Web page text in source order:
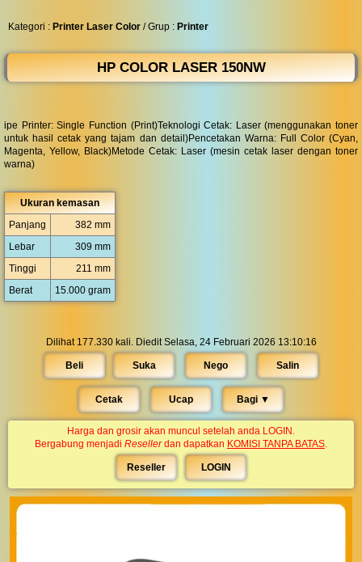
Kategori : Printer Laser Color / Grup : Printer
HP COLOR LASER 150NW
ipe Printer: Single Function (Print)Teknologi Cetak: Laser (menggunakan toner
untuk hasil cetak yang tajam dan detail)Pencetakan Warna: Full Color (Cyan,
Magenta, Yellow, Black)Metode Cetak: Laser (mesin cetak laser dengan toner
warna)
Ukuran kemasan
Panjang
382 mm
Lebar
309 mm
Tinggi
211 mm
Berat
15.000 gram
Dilihat 177.330 kali. Diedit Selasa, 24 Februari 2026 13:10:16
Beli Suka Nego Salin
Cetak Ucap Bagi ▼︎
Harga dan grosir akan muncul setelah anda LOGIN.
Bergabung menjadi Resellerdan dapatkan KOMISI TANPA BATAS.
Reseller LOGIN